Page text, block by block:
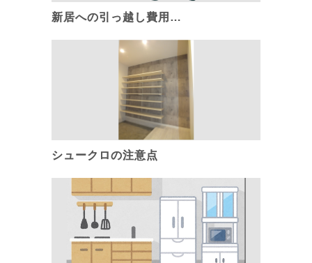
新居への引っ越し費用…
シュークロの注意点